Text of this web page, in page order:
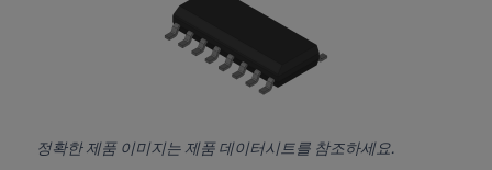
정확한 제품 이미지는 제품 데이터시트를 참조하세요.